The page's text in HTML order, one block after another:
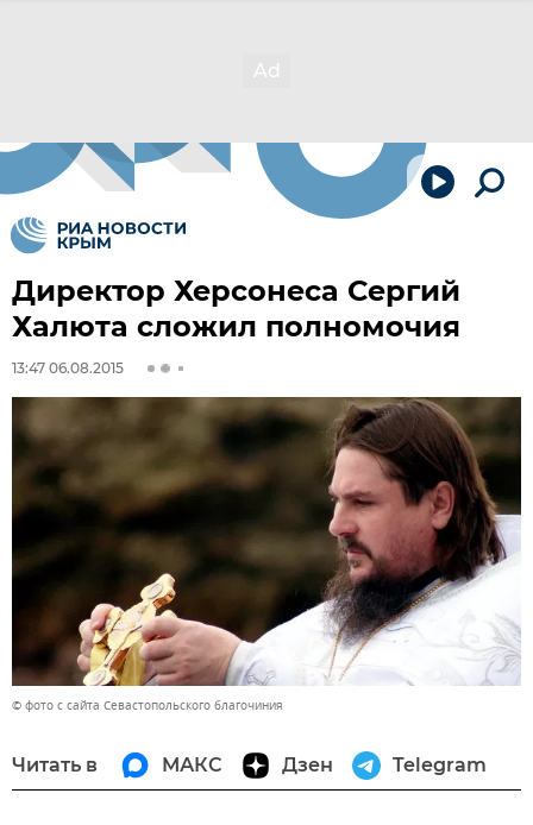
Директор Херсонеса Сергий
Халюта сложил полномочия
13:47 06.08.2015
© фото с сайта Севастопольского благочиния
Читать в МАКС Дзен Telegram